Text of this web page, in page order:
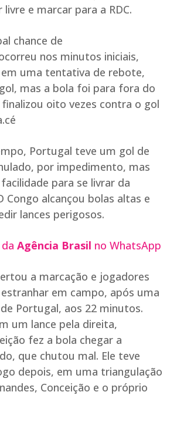
livre e marcar para a RDC.
chance de
nos minutos iniciais,
em uma tentativa de rebote,
mas a bola foi para fora do
oito vezes contra o gol
Portugal teve um gol de
por impedimento, mas
para se livrar da
Congo alcançou bolas altas e
lances perigosos.
Agência Brasil no WhatsApp
a marcação e jogadores
em campo, após uma
Portugal, aos 22 minutos.
um lance pela direita,
fez a bola chegar a
que chutou mal. Ele teve
depois, em uma triangulação
Conceição e o próprio